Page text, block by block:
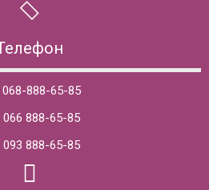
888-65-85
066 888-65-85
093 888-65-85